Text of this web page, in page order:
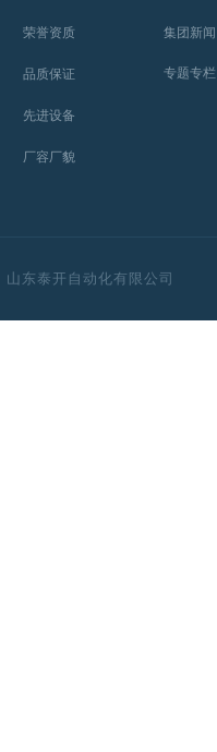
荣誉资质
品质保证
先进设备
厂容厂貌
集团新闻
专题专栏
山东泰开自动化有限公司